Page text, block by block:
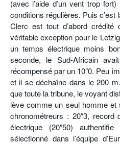
(avec l’aide d’un vent trop
conditions régulières. Puis c’est
Clerc est tout d’abord
véritable exception pour le
un temps électrique moins
seconde, le Sud-Africain
récompensé par un 10″0. Peu
et il se déchaîne dans le 200
que toute la tribune, le voyant
lève comme un seul homme
chronométreurs : 20″3, record
électrique (20″50)
sélectionné dans l’équipe